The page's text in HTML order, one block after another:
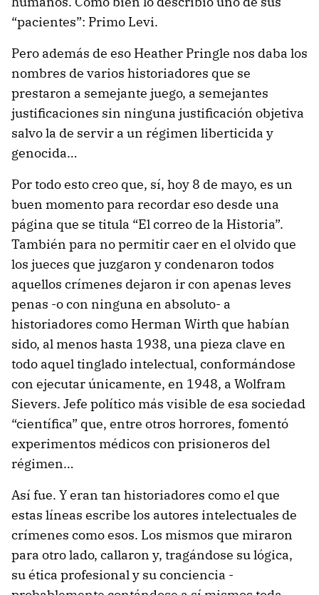
“pacientes”: Primo Levi.
Pero además de eso Heather Pringle nos daba los
nombres de varios historiadores que se
prestaron a semejante juego, a semejantes
justificaciones sin ninguna justificación objetiva
salvo la de servir a un régimen liberticida y
genocida…
Por todo esto creo que, sí, hoy 8 de mayo, es un
buen momento para recordar eso desde una
página que se titula “El correo de la Historia”.
También para no permitir caer en el olvido que
los jueces que juzgaron y condenaron todos
aquellos crímenes dejaron ir con apenas leves
penas -o con ninguna en absoluto- a
historiadores como Herman Wirth que habían
sido, al menos hasta 1938, una pieza clave en
todo aquel tinglado intelectual, conformándose
con ejecutar únicamente, en 1948, a Wolfram
Sievers. Jefe político más visible de esa sociedad
“científica” que, entre otros horrores, fomentó
experimentos médicos con prisioneros del
régimen…
Así fue. Y eran tan historiadores como el que
estas líneas escribe los autores intelectuales de
crímenes como esos. Los mismos que miraron
para otro lado, callaron y, tragándose su lógica,
su ética profesional y su conciencia -